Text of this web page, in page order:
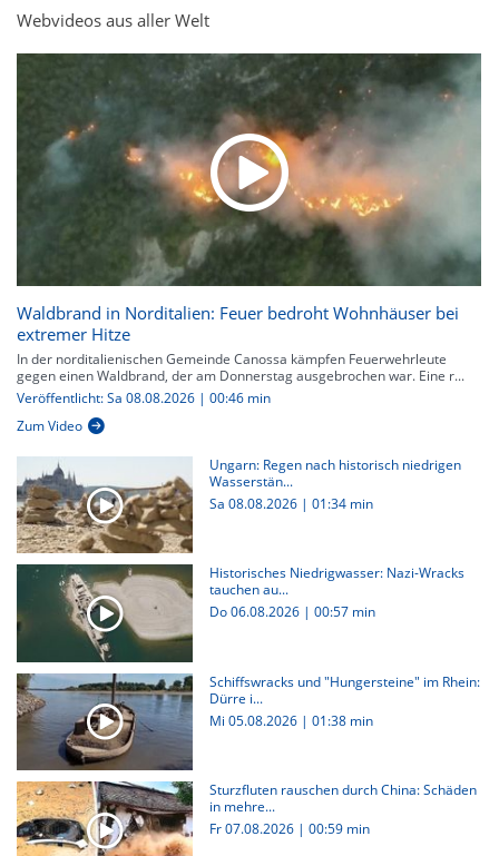
Webvideos aus aller Welt
Waldbrand in Norditalien: Feuer bedroht Wohnhäuser bei
extremer Hitze
In der norditalienischen Gemeinde Canossa kämpfen Feuerwehrleute
gegen einen Waldbrand, der am Donnerstag ausgebrochen war. Eine r...
Veröffentlicht: Sa 08.08.2026 | 00:46 min
Zum Video
Ungarn: Regen nach historisch niedrigen
Wasserstän...
Sa 08.08.2026 | 01:34 min
Historisches Niedrigwasser: Nazi-Wracks
tauchen au...
Do 06.08.2026 | 00:57 min
Schiffswracks und "Hungersteine" im Rhein:
Dürre i...
Mi 05.08.2026 | 01:38 min
Sturzfluten rauschen durch China: Schäden
in mehre...
Fr 07.08.2026 | 00:59 min